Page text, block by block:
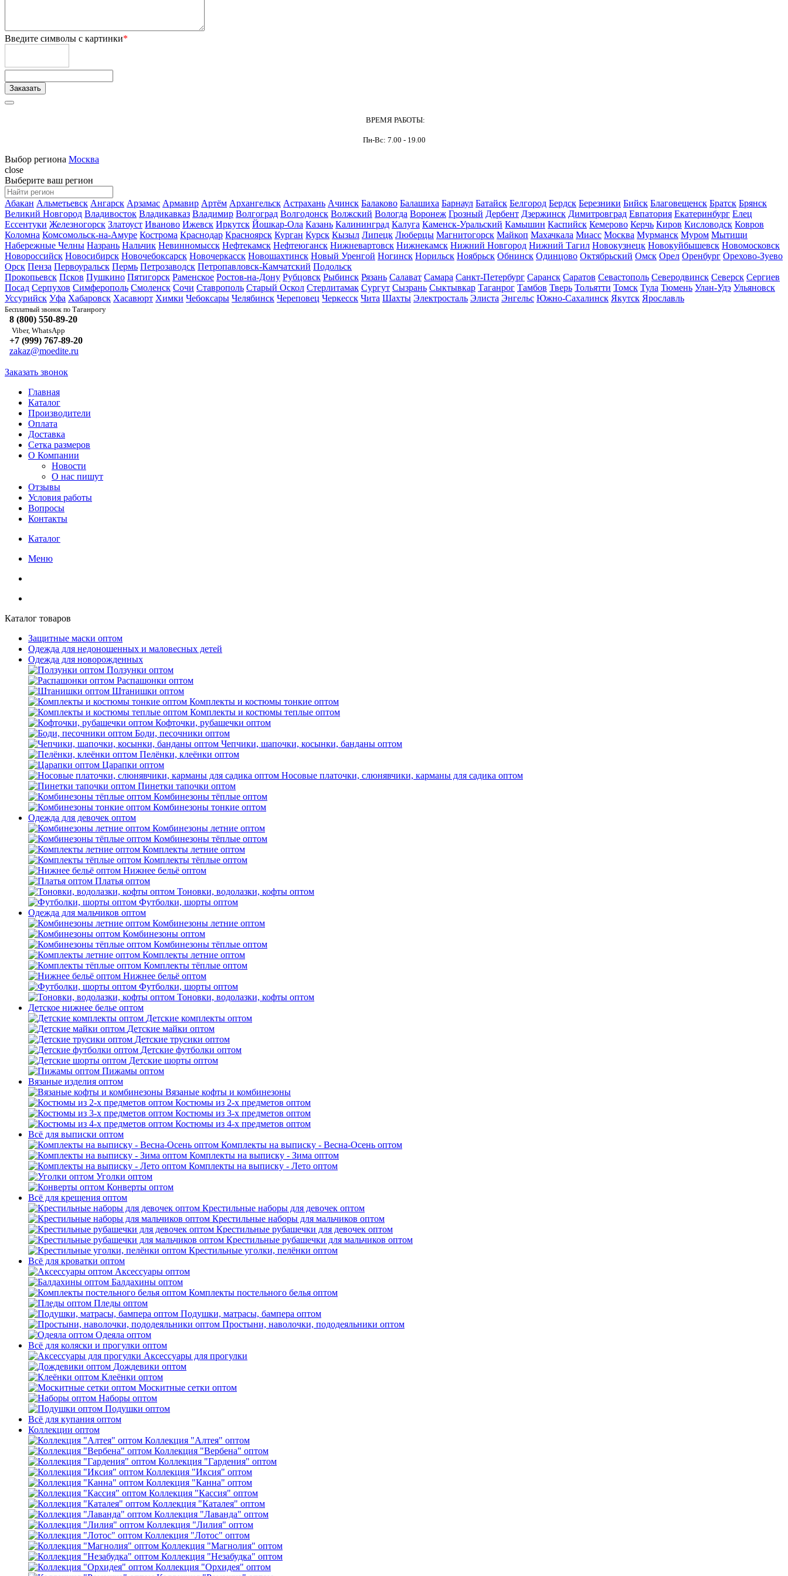
Введите символы с картинки*
ВРЕМЯ РАБОТЫ:
Пн-Вс: 7.00 - 19.00
Выбор региона Москва
close
Выберите ваш регион
Абакан Альметьевск Ангарск Арзамас Армавир Артём Архангельск Астрахань Ачинск Балаково Балашиха Барнаул Батайск Белгород Бердск Березники Бийск Благовещенск Братск Брянск
Великий Новгород Владивосток Владикавказ Владимир Волгоград Волгодонск Волжский Вологда Воронеж Грозный Дербент Дзержинск Димитровград Евпатория Екатеринбург Елец
Ессентуки Железногорск Златоуст Иваново Ижевск Иркутск Йошкар-Ола Казань Калининград Калуга Каменск-Уральский Камышин Каспийск Кемерово Керчь Киров Кисловодск Ковров
Коломна Комсомольск-на-Амуре Кострома Краснодар Красноярск Курган Курск Кызыл Липецк Люберцы Магнитогорск Майкоп Махачкала Миасс Москва Мурманск Муром Мытищи
Набережные Челны Назрань Нальчик Невинномысск Нефтекамск Нефтеюганск Нижневартовск Нижнекамск Нижний Новгород Нижний Тагил Новокузнецк Новокуйбышевск Новомосковск
Новороссийск Новосибирск Новочебоксарск Новочеркасск Новошахтинск Новый Уренгой Ногинск Норильск Ноябрьск Обнинск Одинцово Октябрьский Омск Орел Оренбург Орехово-Зуево
Орск Пенза Первоуральск Пермь Петрозаводск Петропавловск-Камчатский Подольск
Прокопьевск Псков Пушкино Пятигорск Раменское Ростов-на-Дону Рубцовск Рыбинск Рязань Салават Самара Санкт-Петербург Саранск Саратов Севастополь Северодвинск Северск Сергиев
Посад Серпухов Симферополь Смоленск Сочи Ставрополь Старый Оскол Стерлитамак Сургут Сызрань Сыктывкар Таганрог Тамбов Тверь Тольятти Томск Тула Тюмень Улан-Удэ Ульяновск
Уссурийск Уфа Хабаровск Хасавюрт Химки Чебоксары Челябинск Череповец Черкесск Чита Шахты Электросталь Элиста Энгельс Южно-Сахалинск Якутск Ярославль
Бесплатный звонок по Таганрогу
8 (800) 550-89-20
Viber, WhatsApp
+7 (999) 767-89-20
zakaz@moedite.ru
Заказать звонок
Главная
Каталог
Производители
Оплата
Доставка
Сетка размеров
О Компании
Новости
О нас пишут
Отзывы
Условия работы
Вопросы
Контакты
Каталог
Меню
Каталог товаров
Защитные маски оптом
Одежда для недоношенных и маловесных детей
Одежда для новорожденных
Ползунки оптом
Распашонки оптом
Штанишки оптом
Комплекты и костюмы тонкие оптом
Комплекты и костюмы теплые оптом
Кофточки, рубашечки оптом
Боди, песочники оптом
Чепчики, шапочки, косынки, банданы оптом
Пелёнки, клеёнки оптом
Царапки оптом
Носовые платочки, слюнявчики, карманы для садика оптом
Пинетки тапочки оптом
Комбинезоны тёплые оптом
Комбинезоны тонкие оптом
Одежда для девочек оптом
Комбинезоны летние оптом
Комбинезоны тёплые оптом
Комплекты летние оптом
Комплекты тёплые оптом
Нижнее бельё оптом
Платья оптом
Тоновки, водолазки, кофты оптом
Футболки, шорты оптом
Одежда для мальчиков оптом
Комбинезоны летние оптом
Комбинезоны оптом
Комбинезоны тёплые оптом
Комплекты летние оптом
Комплекты тёплые оптом
Нижнее бельё оптом
Футболки, шорты оптом
Тоновки, водолазки, кофты оптом
Детское нижнее белье оптом
Детские комплекты оптом
Детские майки оптом
Детские трусики оптом
Детские футболки оптом
Детские шорты оптом
Пижамы оптом
Вязаные изделия оптом
Вязаные кофты и комбинезоны
Костюмы из 2-х предметов оптом
Костюмы из 3-х предметов оптом
Костюмы из 4-х предметов оптом
Всё для выписки оптом
Комплекты на выписку - Весна-Осень оптом
Комплекты на выписку - Зима оптом
Комплекты на выписку - Лето оптом
Уголки оптом
Конверты оптом
Всё для крещения оптом
Крестильные наборы для девочек оптом
Крестильные наборы для мальчиков оптом
Крестильные рубашечки для девочек оптом
Крестильные рубашечки для мальчиков оптом
Крестильные уголки, пелёнки оптом
Всё для кроватки оптом
Аксессуары оптом
Балдахины оптом
Комплекты постельного белья оптом
Пледы оптом
Подушки, матрасы, бампера оптом
Простыни, наволочки, пододеяльники оптом
Одеяла оптом
Всё для коляски и прогулки оптом
Аксессуары для прогулки
Дождевики оптом
Клеёнки оптом
Москитные сетки оптом
Наборы оптом
Подушки оптом
Всё для купания оптом
Коллекции оптом
Коллекция "Алтея" оптом
Коллекция "Вербена" оптом
Коллекция "Гардения" оптом
Коллекция "Иксия" оптом
Коллекция "Канна" оптом
Коллекция "Кассия" оптом
Коллекция "Каталея" оптом
Коллекция "Лаванда" оптом
Коллекция "Лилия" оптом
Коллекция "Лотос" оптом
Коллекция "Магнолия" оптом
Коллекция "Незабудка" оптом
Коллекция "Орхидея" оптом